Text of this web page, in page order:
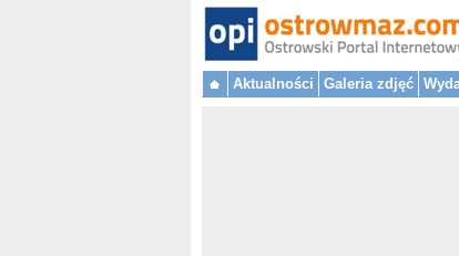
Aktualności Galeria zdjęć